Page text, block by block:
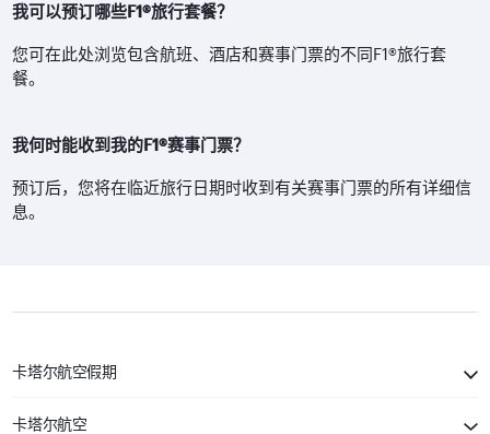
我可以预订哪些F1®旅行套餐？
您可在此处浏览包含航班、酒店和赛事门票的不同F1®旅行套
餐。
我何时能收到我的F1®赛事门票？
预订后，您将在临近旅行日期时收到有关赛事门票的所有详细信
息。
卡塔尔航空假期
卡塔尔航空